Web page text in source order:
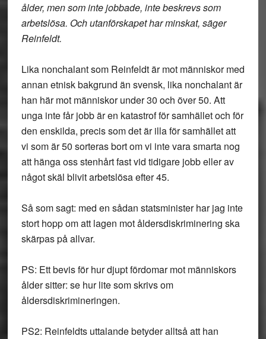
ålder, men som inte jobbade, inte beskrevs som
arbetslösa. Och utanförskapet har minskat, säger
Reinfeldt.
Lika nonchalant som Reinfeldt är mot människor med
annan etnisk bakgrund än svensk, lika nonchalant är
han här mot människor under 30 och över 50. Att
unga inte får jobb är en katastrof för samhället och för
den enskilda, precis som det är illa för samhället att
vi som är 50 sorteras bort om vi inte vara smarta nog
att hänga oss stenhårt fast vid tidigare jobb eller av
något skäl blivit arbetslösa efter 45.
Så som sagt: med en sådan statsminister har jag inte
stort hopp om att lagen mot åldersdiskriminering ska
skärpas på allvar.
PS: Ett bevis för hur djupt fördomar mot människors
ålder sitter: se hur lite som skrivs om
åldersdiskrimineringen.
PS2: Reinfeldts uttalande betyder alltså att han